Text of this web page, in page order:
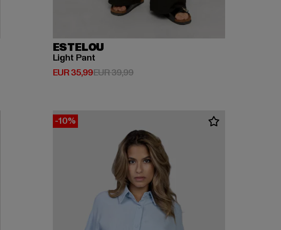
ESTELOU
Light Pant
EUR 35,99
Derzeitiger Preis: EUR 35,99
EUR 39,99Aktionspreis: EUR 39,99
-10%